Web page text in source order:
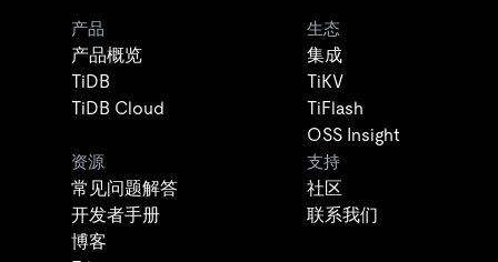
产品
产品概览
TiDB
TiDB Cloud
生态
集成
TiKV
TiFlash
OSS Insight
资源
常见问题解答
开发者手册
博客
支持
社区
联系我们